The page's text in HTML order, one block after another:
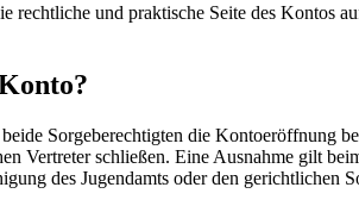
und praktische Seite des Kontos
Sorgeberechtigten die Kontoeröffnung
Vertreter schließen. Eine Ausnahme gilt
des Jugendamts oder den gerichtlichen